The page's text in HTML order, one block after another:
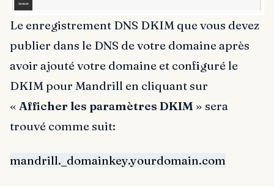
Le enregistrement DNS DKIM que vous devez
publier dans le DNS de votre domaine après
avoir ajouté votre domaine et configuré le
DKIM pour Mandrill en cliquant sur
« Afficher les paramètres DKIM » sera
trouvé comme suit:
mandrill._domainkey.yourdomain.com